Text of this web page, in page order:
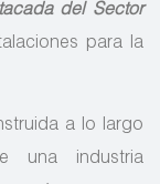
del Sector
para la
a lo largo
una industria